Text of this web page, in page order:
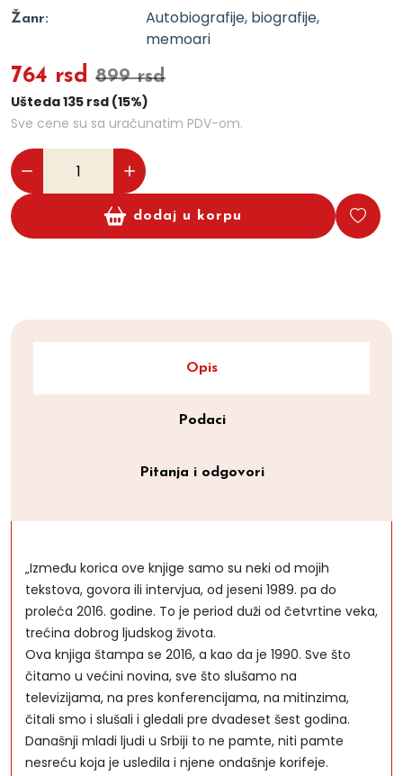
Žanr:
Autobiografije, biografije,
memoari
764 rsd 899 rsd
Ušteda 135 rsd (15%)
Sve cene su sa uračunatim PDV-om.
dodaj u korpu
Opis
Podaci
Pitanja i odgovori
„Između korica ove knjige samo su neki od mojih
tekstova, govora ili intervjua, od jeseni 1989. pa do
proleća 2016. godine. To je period duži od četvrtine veka,
trećina dobrog ljudskog života.
Ova knjiga štampa se 2016, a kao da je 1990. Sve što
čitamo u većini novina, sve što slušamo na
televizijama, na pres konferencijama, na mitinzima,
čitali smo i slušali i gledali pre dvadeset šest godina.
Današnji mladi ljudi u Srbiji to ne pamte, niti pamte
nesreću koja je usledila i njene ondašnje korifeje.